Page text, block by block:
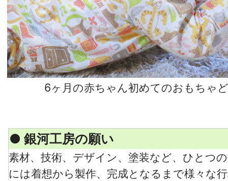
6ヶ月の赤ちゃん初めてのおもちゃ
● 銀河工房の願い
素材、技術、デザイン、塗装など、ひとつ
には着想から製作、完成となるまで様々な